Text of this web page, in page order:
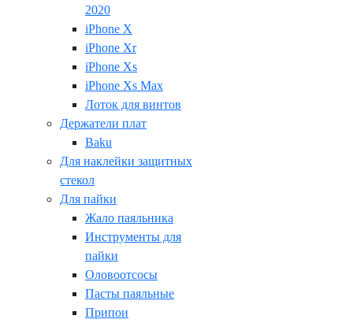
2020
iPhone X
iPhone Xr
iPhone Xs
iPhone Xs Max
Лоток для винтов
Держатели плат
Baku
Для наклейки защитных
стекол
Для пайки
Жало паяльника
Инструменты для
пайки
Оловоотсосы
Пасты паяльные
Припои